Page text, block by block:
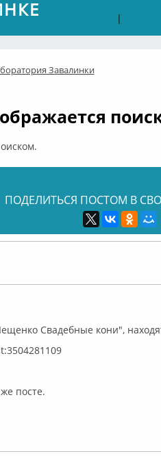
|
Завалинки
ПОДЕЛИТЬСЯ ПОСТОМ В
Свадебные кони",
посте.